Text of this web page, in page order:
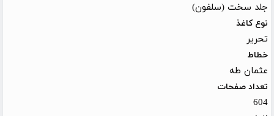
جلد سخت (سلفون)
نوع کاغذ
تحریر
خطاط
عثمان طه
تعداد صفحات
604